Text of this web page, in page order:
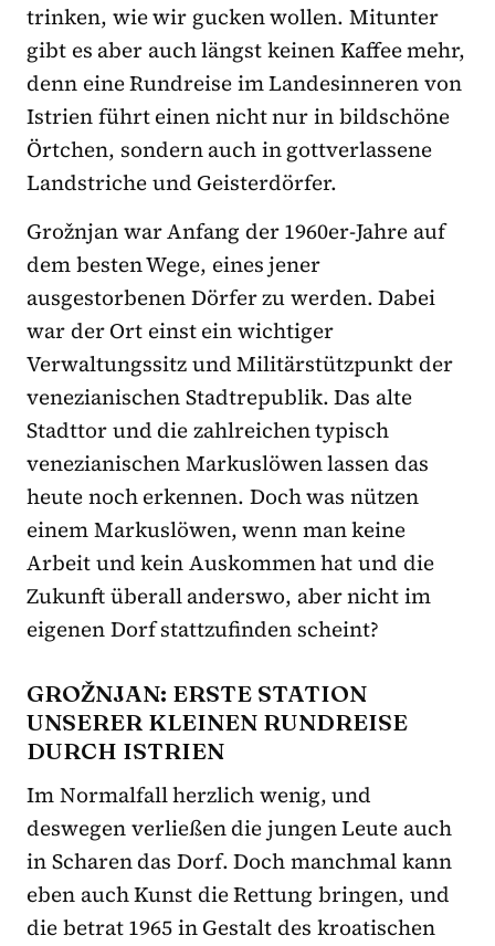
trinken, wie wir gucken wollen. Mitunter
gibt es aber auch längst keinen Kaffee mehr,
denn eine Rundreise im Landesinneren von
Istrien führt einen nicht nur in bildschöne
Örtchen, sondern auch in gottverlassene
Landstriche und Geisterdörfer.
Grožnjan war Anfang der 1960er-Jahre auf
dem bes­ten Wege, eines jener
ausgestorbenen Dörfer zu werden. Dabei
war der Ort einst ein wichtiger
Verwaltungssitz und Militärstützpunkt der
venezianischen Stadtrepublik. Das alte
Stadttor und die zahlreichen typisch
venezianischen Markuslöwen lassen das
heute noch erkennen. Doch was nützen
einem Markuslöwen, wenn man keine
Arbeit und kein Auskommen hat und die
Zukunft überall anderswo, aber nicht im
eigenen Dorf stattzufinden scheint?
GROŽNJAN: ERSTE STATION
UNSERER KLEINEN RUNDREISE
DURCH ISTRIEN
Im Normalfall herzlich wenig, und
deswegen verließen die jungen Leute auch
in Scharen das Dorf. Doch manchmal kann
eben auch Kunst die Rettung bringen, und
die betrat 1965 in Gestalt des kroatischen